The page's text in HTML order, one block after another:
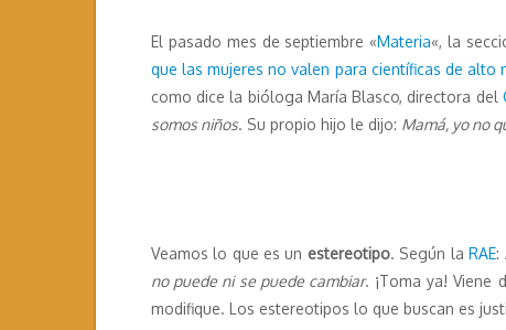
El pasado mes de septiembre «Materia«, la
que las mujeres no valen para científicas de alto
como dice la bióloga María Blasco, directora del
somos niños. Su propio hijo le dijo: Mamá, yo no
Veamos lo que es un estereotipo. Según la RAE:
no puede ni se puede cambiar. ¡Toma ya! Viene
modifique. Los estereotipos lo que buscan es